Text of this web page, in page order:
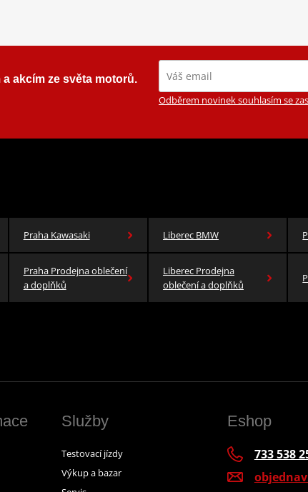
akcím ze světa motorů.
Odběrem novinek souhlasím se
Praha Kawasaki Liberec BMW
Praha Prodejna oblečení
a doplňků
Liberec Prodejna
oblečení a doplňků
Služby
Testovací jízdy
Výkup a bazar
Eshop
733 538